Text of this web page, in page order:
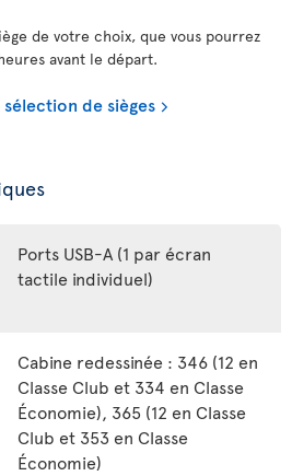
de votre choix, que vous pourrez
avant le départ.
de sièges
Ports USB-A (1 par écran
tactile individuel)
Cabine redessinée : 346 (12 en
Classe Club et 334 en Classe
Économie), 365 (12 en Classe
Club et 353 en Classe
Économie)